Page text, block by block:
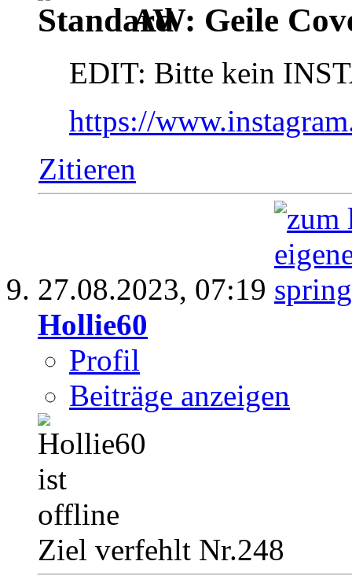
AW: Geile
EDIT: Bitte kein
https://
Zitieren
27.08.2023, 07:19
Hollie60
Profil
Beiträge anzeigen
Ziel verfehlt Nr.248